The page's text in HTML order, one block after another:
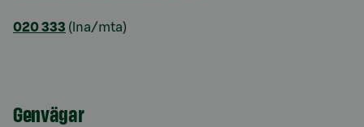
020 333 (lna/mta)
Genvägar